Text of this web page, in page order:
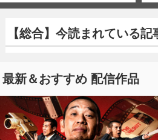
【総合】今読まれている記
最新＆おすすめ 配信作品